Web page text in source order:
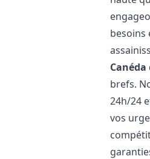
besoins
Canéda
brefs.
24h/24
vos